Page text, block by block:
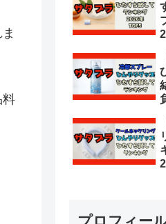
料
プロフィー